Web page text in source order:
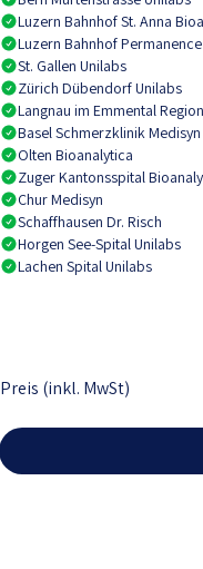
Luzern Bahnhof St. Anna
Luzern Bahnhof
St. Gallen Unilabs
Zürich Dübendorf Unilabs
Langnau im Emmental
Basel Schmerzklinik Medisyn
Olten Bioanalytica
Zuger Kantonsspital
Chur Medisyn
Schaffhausen Dr. Risch
Horgen See-Spital Unilabs
Lachen Spital Unilabs
Preis (inkl. MwSt)